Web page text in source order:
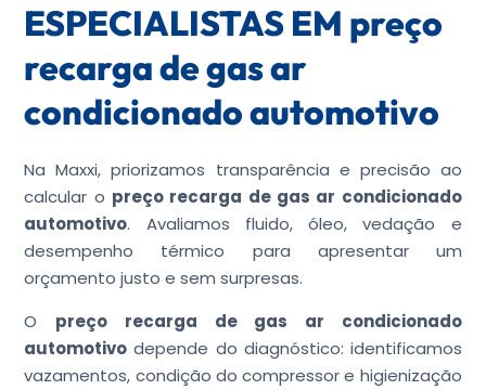
ESPECIALISTAS EM preço
recarga de gas ar
condicionado automotivo
Na Maxxi, priorizamos transparência e precisão ao
calcular o preço recarga de gas ar condicionado
automotivo. Avaliamos fluido, óleo, vedação e
desempenho térmico para apresentar um
orçamento justo e sem surpresas.
O preço recarga de gas ar condicionado
automotivo depende do diagnóstico: identificamos
vazamentos, condição do compressor e higienização